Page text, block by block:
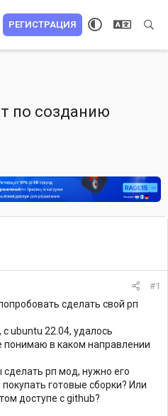
РЕГИСТРАЦИЯ
по созданию
#1
сделать свой рп
ubuntu 22.04, удалось
понимаю в каком направлении
рп мод, нужно его
готовые сборки? Или
доступе с github?